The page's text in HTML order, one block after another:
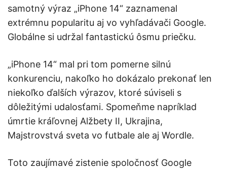
samotný výraz „iPhone 14“ zaznamenal
extrémnu popularitu aj vo vyhľadávači Google.
Globálne si udržal fantastickú ôsmu priečku.
„iPhone 14“ mal pri tom pomerne silnú
konkurenciu, nakoľko ho dokázalo prekonať len
niekoľko ďalších výrazov, ktoré súviseli s
dôležitými udalosťami. Spomeňme napríklad
úmrtie kráľovnej Alžbety II, Ukrajina,
Majstrovstvá sveta vo futbale ale aj Wordle.
Toto zaujímavé zistenie spoločnosť Google